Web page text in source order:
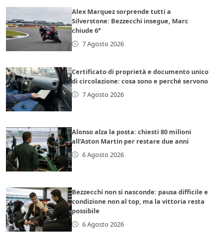
Alex Marquez sorprende tutti a
Silverstone: Bezzecchi insegue, Marc
chiude 6°
7 Agosto 2026
Certificato di proprietà e documento unico
di circolazione: cosa sono e perché servono
7 Agosto 2026
Alonso alza la posta: chiesti 80 milioni
all’Aston Martin per restare due anni
6 Agosto 2026
Bezzecchi non si nasconde: pausa difficile e
condizione non al top, ma la vittoria resta
possibile
6 Agosto 2026